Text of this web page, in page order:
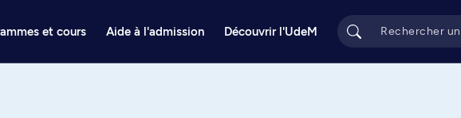
et cours Aide à l'admission Découvrir l'UdeM